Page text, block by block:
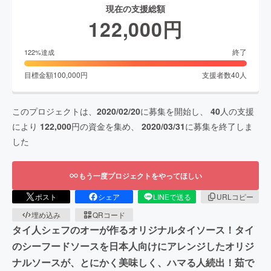
現在の支援総額
122,000円
122%達成 終了
目標金額100,000円 支援者数40 人
このプロジェクトは、 2020/02/20に募集を開始し、 40人の支援
により 122,000円の資金を集め、 2020/03/31に募集を終了しま
した
もう一度プロジェクトをやってほしい
ポスト シェア LINEで送る
URLコピー
埋め込み
QRコード
タイ人シェフのオーが作るオリジナルタイソース！タイ
のシーフードソースを日本人向けにアレンジしたオリジ
ナルソースが、とにかく美味しく、ハマる人続出！茹で